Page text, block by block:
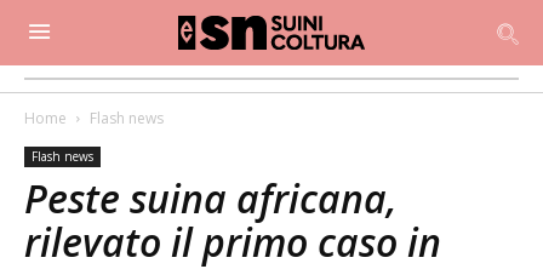
Home Flash news
Flash news
Peste suina africana,
rilevato il primo caso in